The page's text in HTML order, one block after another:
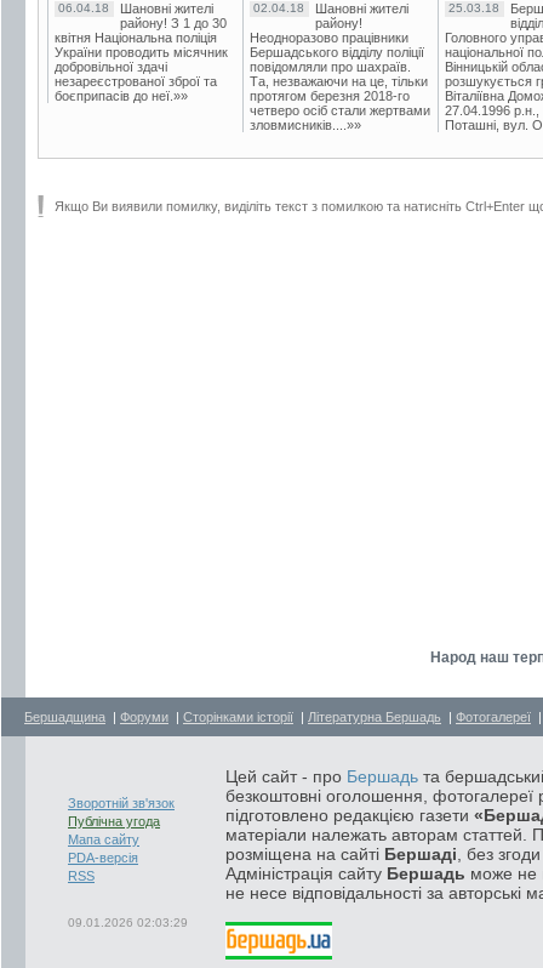
06.04.18
Шановні жителі
району! З 1 до 30
квітня Національна поліція
України проводить місячник
добровільної здачі
незареєстрованої зброї та
боєприпасів до неї.»»
02.04.18
Шановні жителі
району!
Неодноразово працівники
Бершадського відділу поліції
повідомляли про шахраїв.
Та, незважаючи на це, тільки
протягом березня 2018-го
четверо осіб стали жертвами
зловмисників....»»
25.03.18
Головного
національної
Вінницькій
розшукується
Віталіївна
27.04.1996 р.н.,
Поташні, вул.
Якщо Ви виявили помилку, виділіть текст з помилкою та натисніть Ctrl+Enter
Народ наш
Бершадщина | Форуми | Сторінками історії | Літературна Бершадь | Фотогалереї
Зворотній зв'язок
Публічна угода
Мапа сайту
PDA-версія
RSS
09.01.2026 02:03:29
Цей сайт - про Бершадь та
безкоштовні оголошення, фотогалереї
підготовлено редакцією газети
матеріали належать авторам статтей.
розміщена на сайті Бершаді , без
Адміністрація сайту Бершадь може не
не несе відповідальності за авторські